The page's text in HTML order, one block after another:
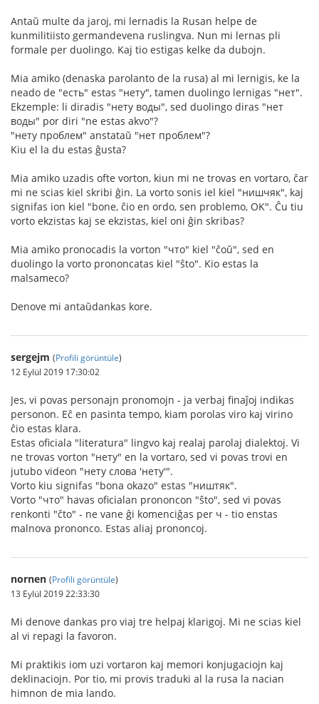
Antaŭ multe da jaroj, mi lernadis la Rusan helpe de
kunmilitiisto germandevena ruslingva. Nun mi lernas pli
formale per duolingo. Kaj tio estigas kelke da dubojn.
Mia amiko (denaska parolanto de la rusa) al mi lernigis, ke la
neado de "есть" estas "нету", tamen duolingo lernigas "нет".
Ekzemple: li diradis "нету воды", sed duolingo diras "нет
воды" por diri "ne estas akvo"?
"нету проблем" anstataŭ "нет проблем"?
Kiu el la du estas ĝusta?
Mia amiko uzadis ofte vorton, kiun mi ne trovas en vortaro, ĉar
mi ne scias kiel skribi ĝin. La vorto sonis iel kiel "нишчяк", kaj
signifas ion kiel "bone, ĉio en ordo, sen problemo, OK". Ĉu tiu
vorto ekzistas kaj se ekzistas, kiel oni ĝin skribas?
Mia amiko pronocadis la vorton "что" kiel "ĉoŭ", sed en
duolingo la vorto prononcatas kiel "ŝto". Kio estas la
malsameco?
Denove mi antaŭdankas kore.
sergejm (Profili görüntüle)
12 Eylül 2019 17:30:02
Jes, vi povas personajn pronomojn - ja verbaj finaĵoj indikas
personon. Eĉ en pasinta tempo, kiam porolas viro kaj virino
ĉio estas klara.
Estas oficiala "literatura" lingvo kaj realaj parolaj dialektoj. Vi
ne trovas vorton "нету" en la vortaro, sed vi povas trovi en
jutubo videon "нету слова 'нету'".
Vorto kiu signifas "bona okazo" estas "ништяк".
Vorto "что" havas oficialan prononcon "ŝto", sed vi povas
renkonti "ĉto" - ne vane ĝi komenciĝas per ч - tio enstas
malnova prononco. Estas aliaj prononcoj.
nornen (Profili görüntüle)
13 Eylül 2019 22:33:30
Mi denove dankas pro viaj tre helpaj klarigoj. Mi ne scias kiel
al vi repagi la favoron.
Mi praktikis iom uzi vortaron kaj memori konjugaciojn kaj
deklinaciojn. Por tio, mi provis traduki al la rusa la nacian
himnon de mia lando.